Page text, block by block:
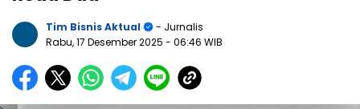
Tim Bisnis Aktual
- Jurnalis
Rabu, 17 Desember 2025 - 06:46 WIB